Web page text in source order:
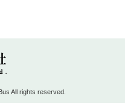
All rights reserved.